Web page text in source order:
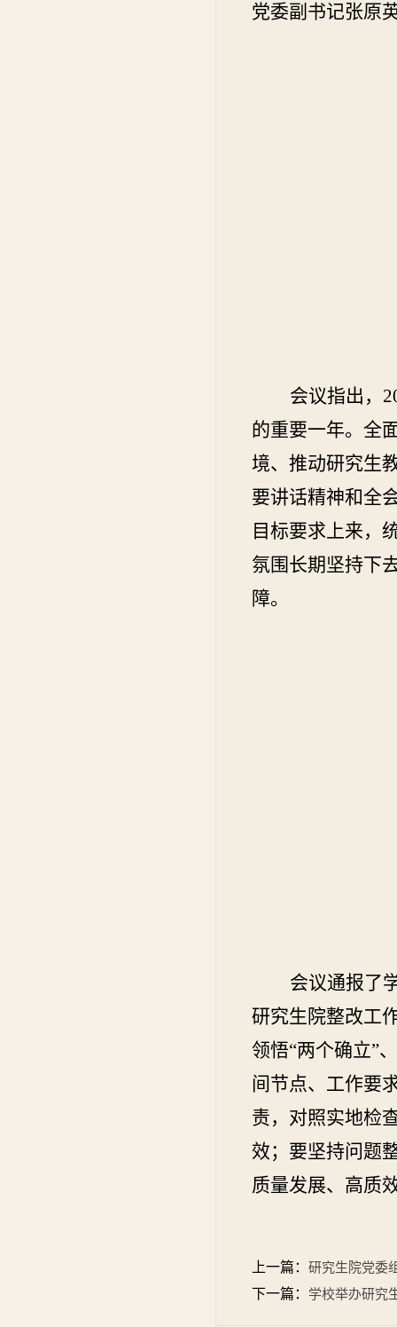
党委副书记张原
会议指出，
的重要一年。 全
境、推动研究生
要讲话精神和全
目标要求上来，
氛围长期坚持下
障。
会议通报了
研究生院整改工
领悟“两个确立”
间节点、工作要
责，对照实地检
效；要坚持问题
质量发展、高质
上一篇： 研究生院党委
下一篇： 学校举办研究